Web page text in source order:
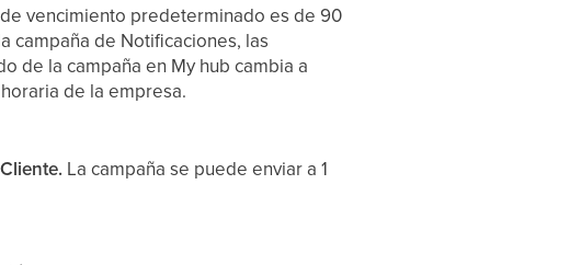
vencimiento predeterminado es de 90
campaña de Notificaciones, las
de la campaña en My hub cambia a
de la empresa.
La campaña se puede enviar a 1